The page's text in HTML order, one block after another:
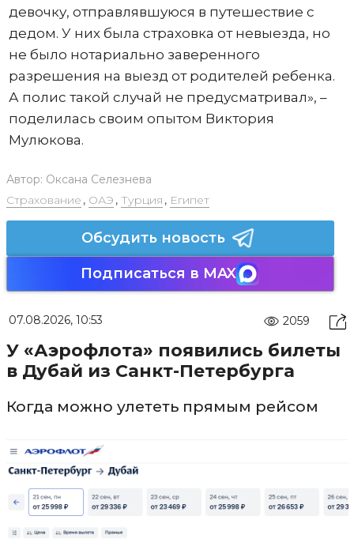
девочку, отправлявшуюся в путешествие с
дедом. У них была страховка от невыезда, но
не было нотариально заверенного
разрешения на выезд от родителей ребенка.
А полис такой случай не предусматривал», –
поделилась своим опытом Виктория
Мулюкова.
Автор: Оксана Селезнева
Страхование , ОАЭ , Турция , Египет
Обсудить новость
Подписаться в MAX
07.08.2026, 10:53 2059
У «Аэрофлота» появились билеты
в Дубай из Санкт-Петербурга
Когда можно улететь прямым рейсом